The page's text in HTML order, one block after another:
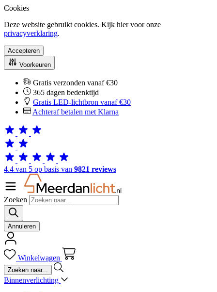
Cookies
Deze website gebruikt cookies. Kijk hier voor onze
privacyverklaring.
Accepteren
Voorkeuren
Gratis verzonden vanaf €30
365 dagen bedenktijd
Gratis LED-lichtbron vanaf €30
Achteraf betalen met Klarna
4.4 van 5 op basis van 9821 reviews
Zoeken
Annuleren
Winkelwagen
Binnenverlichting